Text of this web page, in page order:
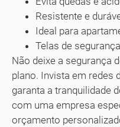
Resistente e
Ideal para
Telas de
Não deixe a segurança
plano. Invista em redes
garanta a tranquilidade
com uma empresa
orçamento